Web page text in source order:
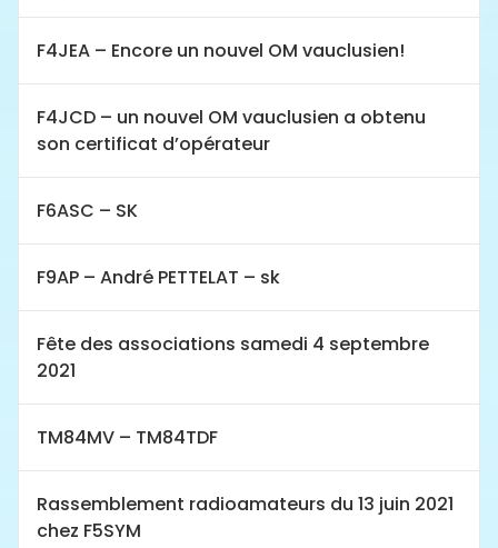
F4JEA – Encore un nouvel OM vauclusien!
F4JCD – un nouvel OM vauclusien a obtenu
son certificat d’opérateur
F6ASC – SK
F9AP – André PETTELAT – sk
Fête des associations samedi 4 septembre
2021
TM84MV – TM84TDF
Rassemblement radioamateurs du 13 juin 2021
chez F5SYM